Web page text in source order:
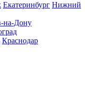
Екатеринбург Нижний
на-Дону
Краснодар